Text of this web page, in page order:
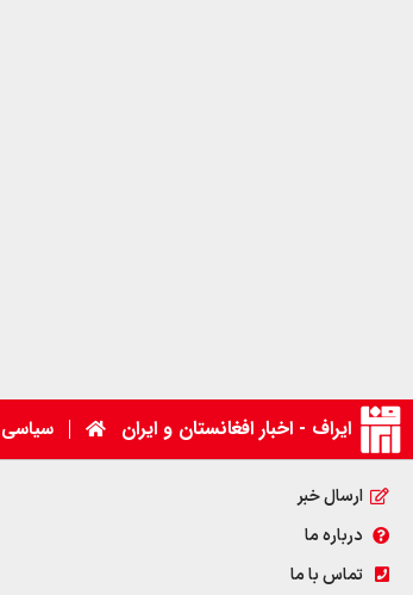
ایراف - اخبار افغانستان و ایران سیاسی
ارسال خبر
درباره ما
تماس با ما